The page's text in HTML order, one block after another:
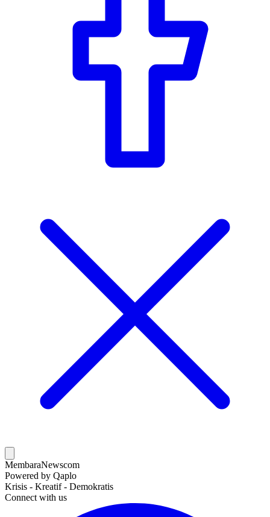
MembaraNewscom
Powered by Qaplo
Krisis - Kreatif - Demokratis
Connect with us